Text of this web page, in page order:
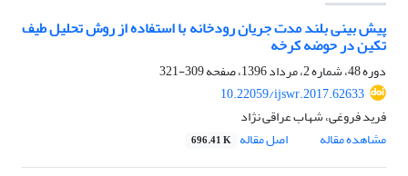
پیش بینی بلند مدت جریان رودخانه با استفاده از روش تحلیل طیف
تکین در حوضه کرخه
دوره 48، شماره 2، مرداد 1396، صفحه
309-321
10.22059/ijswr.2017.62633
فرید فروغی، شهاب عراقی نژاد
مشاهده مقاله
اصل مقاله 696.41 K